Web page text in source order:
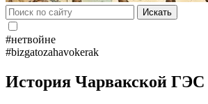
Искать
#нетвойне
#bizgatozahavokerak
История Чарвакской ГЭС